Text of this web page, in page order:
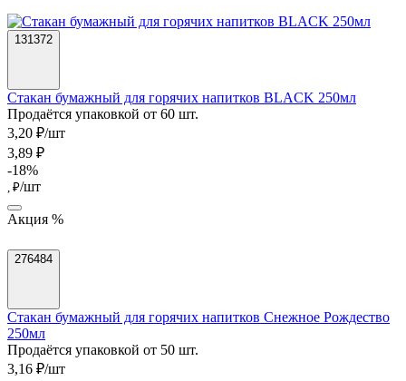
131372
Стакан бумажный для горячих напитков BLACK 250мл
Продаётся упаковкой от 60 шт.
3,20 ₽/шт
3,89 ₽
-18%
, ₽/шт
Акция %
276484
Стакан бумажный для горячих напитков Снежное Рождество
250мл
Продаётся упаковкой от 50 шт.
3,16 ₽/шт